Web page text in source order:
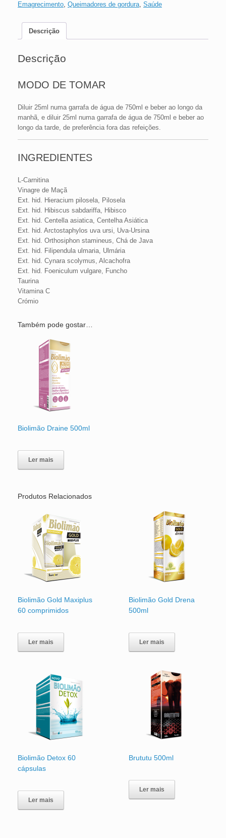
Emagrecimento, Queimadores de gordura, Saúde
Descrição
Descrição
MODO DE TOMAR
Diluir 25ml numa garrafa de água de 750ml e beber ao longo da
manhã, e diluir 25ml numa garrafa de água de 750ml e beber ao
longo da tarde, de preferência fora das refeições.
INGREDIENTES
L-Carnitina
Vinagre de Maçã
Ext. hid. Hieracium pilosela, Pilosela
Ext. hid. Hibiscus sabdariffa, Hibisco
Ext. hid. Centella asiatica, Centelha Asiática
Ext. hid. Arctostaphylos uva ursi, Uva-Ursina
Ext. hid. Orthosiphon stamineus, Chá de Java
Ext. hid. Filipendula ulmaria, Ulmária
Ext. hid. Cynara scolymus, Alcachofra
Ext. hid. Foeniculum vulgare, Funcho
Taurina
Vitamina C
Crómio
Também pode gostar…
Biolimão Draine 500ml
Ler mais
Produtos Relacionados
Biolimão Gold Maxiplus
60 comprimidos
Ler mais
Biolimão Gold Drena
500ml
Ler mais
Biolimão Detox 60
cápsulas
Ler mais
Brututu 500ml
Ler mais